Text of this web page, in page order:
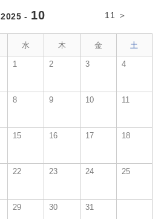
2025 - 10 11 ＞
水 木 金 土
1 2 3 4
8 9 10 11
15 16 17 18
22 23 24 25
29 30 31